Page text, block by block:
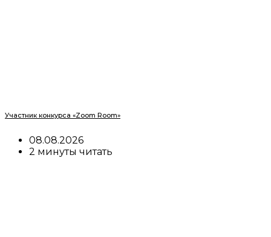
Участник конкурса «Zoom Room»
08.08.2026
2 минуты читать